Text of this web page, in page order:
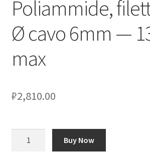
Сотрудничество
Poliammide,
Ø cavo 6mm —
max
₽2,810.00
Buy Now